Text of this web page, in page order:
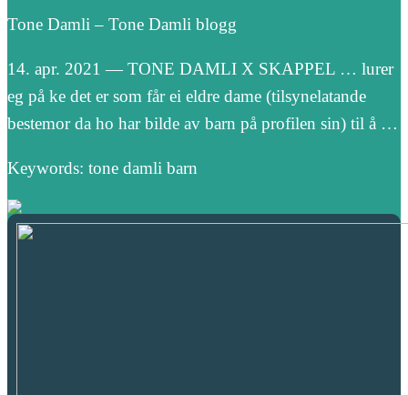
Tone Damli – Tone Damli blogg
14. apr. 2021 — TONE DAMLI X SKAPPEL … lurer
eg på ke det er som får ei eldre dame (tilsynelatande
bestemor da ho har bilde av barn på profilen sin) til å …
Keywords: tone damli barn